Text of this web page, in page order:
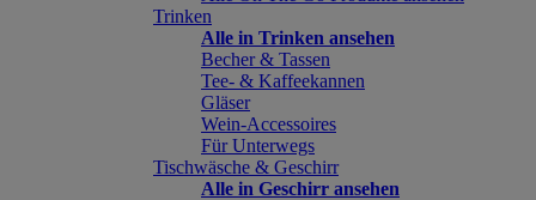
Trinken
Alle in Trinken ansehen
Becher & Tassen
Tee- & Kaffeekannen
Gläser
Wein-Accessoires
Für Unterwegs
Tischwäsche & Geschirr
Alle in Geschirr ansehen